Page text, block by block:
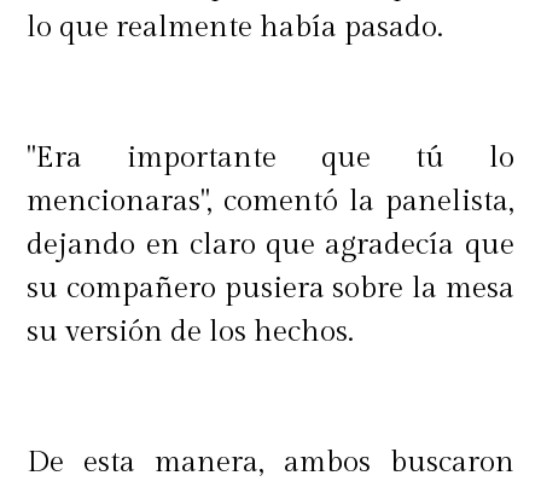
lo que realmente había pasado.
"Era importante que tú lo
mencionaras", comentó la panelista,
dejando en claro que agradecía que
su compañero pusiera sobre la mesa
su versión de los hechos.
De esta manera, ambos buscaron